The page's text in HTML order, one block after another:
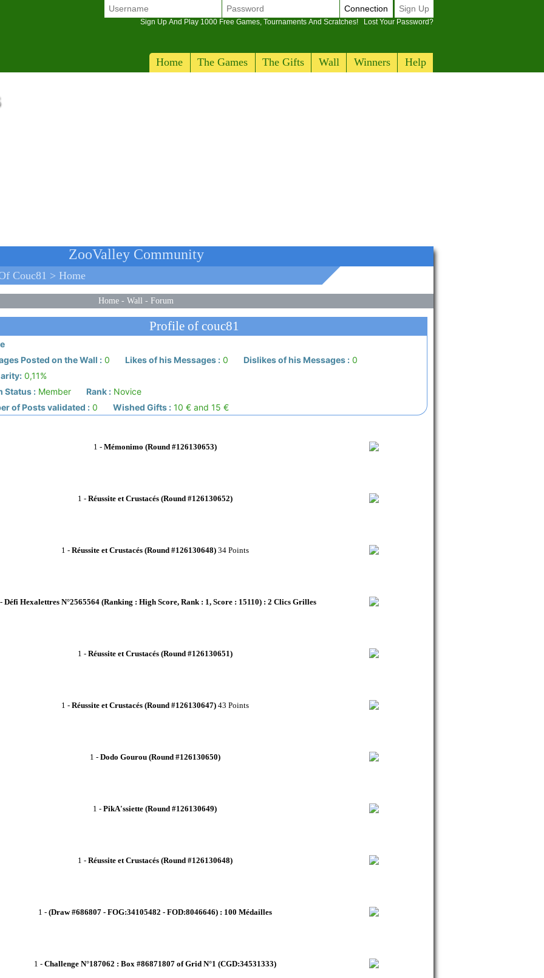
Home The Games The Gifts Wall Winners Help
Connection Sign Up
Sign Up And Play 1000 Free Games, Tournaments And Scratches! Lost Your Password?
ZooValley Community
Couc81 > Home
Home - Wall - Forum
Profile of couc81
Posted on the Wall :0 Likes of his Messages :0 Dislikes of his Messages :0
0,11%
Status :Member Rank :Novice
of Posts validated :0 Wished Gifts :10 € and 15 €
1 - Mémonimo (Round #126130653)
1 - Réussite et Crustacés (Round #126130652)
1 - Réussite et Crustacés (Round #126130648)34 Points
Défi Hexalettres N°2565564(Ranking : High Score, Rank : 1, Score : 15110) : 2 Clics Grilles
1 - Réussite et Crustacés (Round #126130651)
1 - Réussite et Crustacés (Round #126130647)43 Points
1 - Dodo Gourou (Round #126130650)
1 -PikA'ssiette (Round #126130649)
1 - Réussite et Crustacés (Round #126130648)
1 - (Draw #686807 - FOG:34105482 - FOD:8046646) : 100 Médailles
1 - Challenge N°187062 : Box #86871807 of Grid N°1 (CGD:34531333)